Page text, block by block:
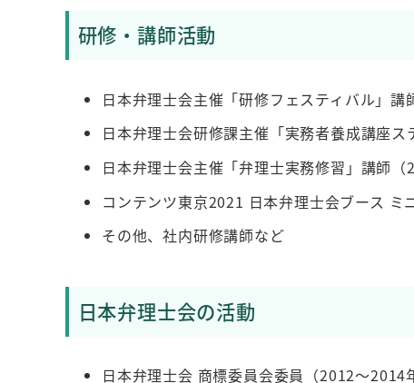
研修・講師活動
日本弁理士会主催「研修フェスティバル」講
日本弁理士会研修課主催「実務者養成講座
日本弁理士会主催「弁理士実務修習」講師（
コンテンツ東京2021 日本弁理士会ブース ミ
その他、社内研修講師など
日本弁理士会の活動
日本弁理士会 商標委員会委員（2012～2014